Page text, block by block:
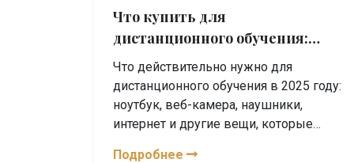
Что купить для
дистанционного обучения:
полный список нужных вещей
в 2025 году
Что действительно нужно для
дистанционного обучения в 2025 году:
ноутбук, веб-камера, наушники,
интернет и другие вещи, которые
Подробнее